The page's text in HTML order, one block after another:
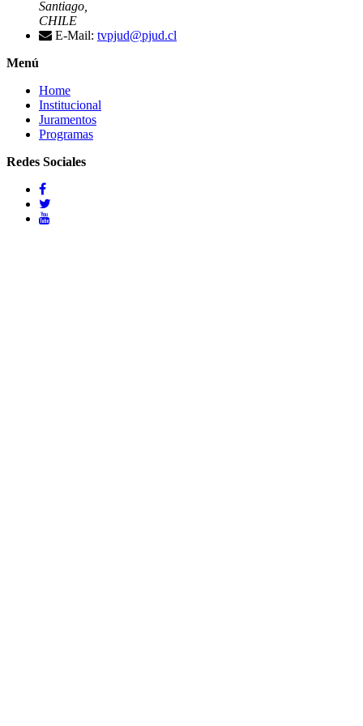
Santiago,
CHILE
E-Mail: tvpjud@pjud.cl
Menú
Home
Institucional
Juramentos
Programas
Redes Sociales